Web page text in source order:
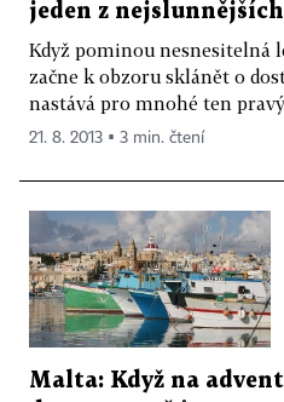
jeden z
Když pominou nesnesitelná
začne k obzoru sklánět o
nastává pro mnohé ten
21. 8. 2013 ▪ 3 min. čtení
Malta: Když na